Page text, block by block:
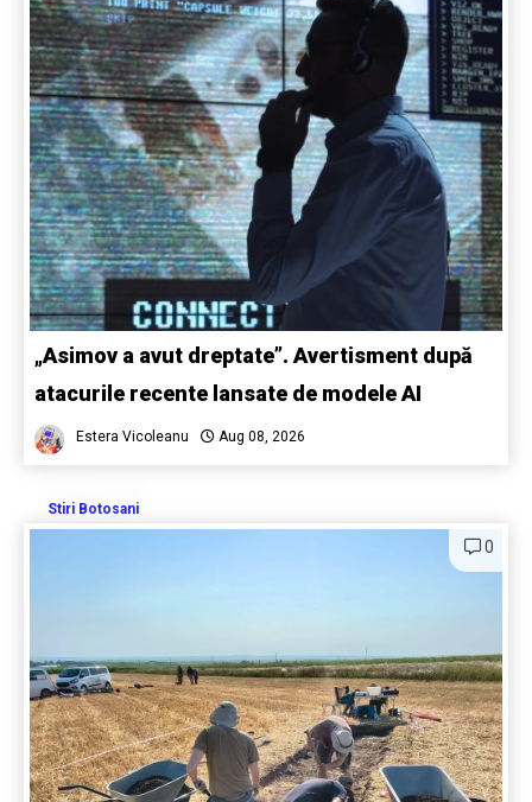
„Asimov a avut dreptate”. Avertisment după
atacurile recente lansate de modele AI
Estera Vicoleanu Aug 08, 2026
Stiri Botosani
0